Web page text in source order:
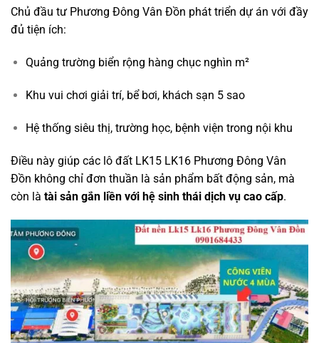
Chủ đầu tư Phương Đông Vân Đồn phát triển dự án với đầy
đủ tiện ích:
Quảng trường biển rộng hàng chục nghìn m²
Khu vui chơi giải trí, bể bơi, khách sạn 5 sao
Hệ thống siêu thị, trường học, bệnh viện trong nội khu
Điều này giúp các lô đất LK15 LK16 Phương Đông Vân
Đồn không chỉ đơn thuần là sản phẩm bất động sản, mà
còn là tài sản gắn liền với hệ sinh thái dịch vụ cao cấp.